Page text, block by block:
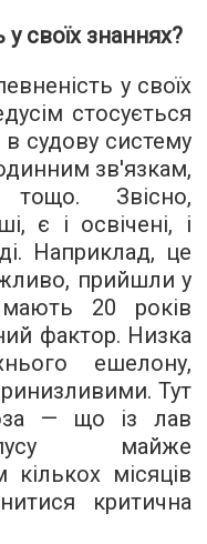
своїх знаннях?
у своїх
стосується
в судову систему
зв'язкам,
тощо. Звісно,
є і освічені, і
Наприклад, це
прийшли у
20 років
фактор. Низка
ешелону,
Тут
— що із лав
майже
місяців
критична